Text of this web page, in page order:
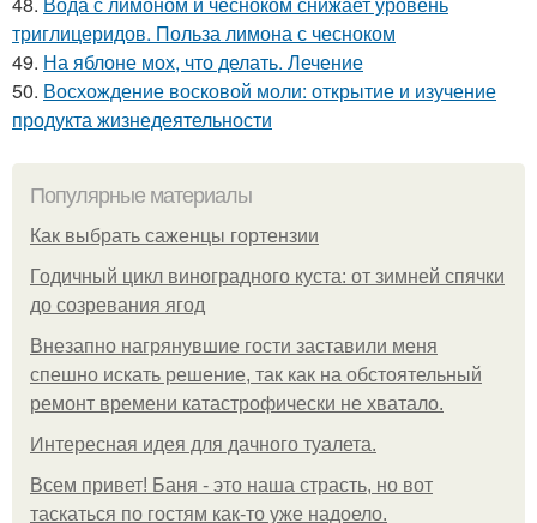
триглицеридов. Польза лимона с чесноком
49. На яблоне мох, что делать. Лечение
50. Восхождение восковой моли: открытие и изучение
продукта жизнедеятельности
Популярные материалы
Как выбрать саженцы гортензии
Годичный цикл виноградного куста: от зимней спячки
до созревания ягод
Внезапно нагрянувшие гости заставили меня
спешно искать решение, так как на обстоятельный
ремонт времени катастрофически не хватало.
Интересная идея для дачного туалета.
Всем привет! Баня - это наша страсть, но вот
таскаться по гостям как-то уже надоело.